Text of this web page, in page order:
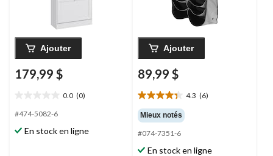
Ajouter
179,99 $
0.0 (0)
étoile(s)
5.
#474-5082-6
En stock en ligne
Ajouter
89,99 $
4.3 (6)
4.3
étoile(s)
sur
5.
6
Mieux notés
#074-7351-6
En stock en ligne